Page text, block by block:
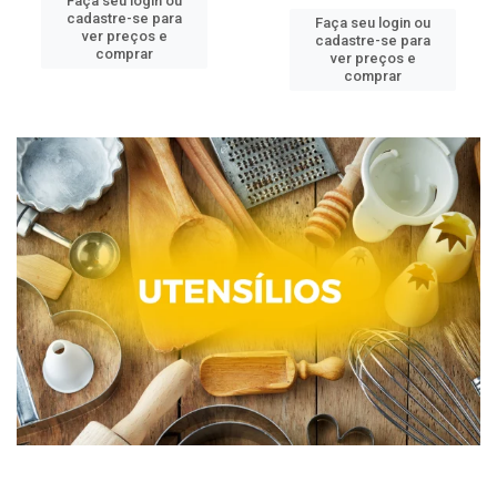
cadastre-se para
ver preços e
comprar
Faça seu login ou
cadastre-se para
ver preços e
comprar